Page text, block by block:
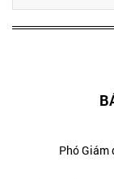
Phó Giám